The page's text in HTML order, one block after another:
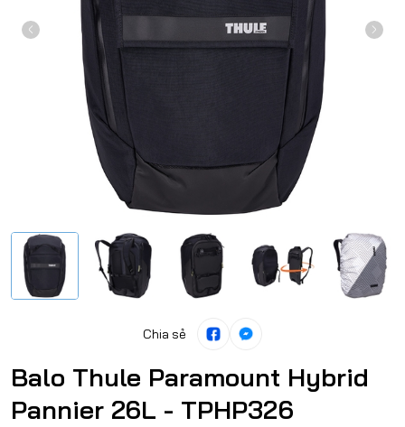
Chia sẻ
Balo Thule Paramount Hybrid
Pannier 26L - TPHP326